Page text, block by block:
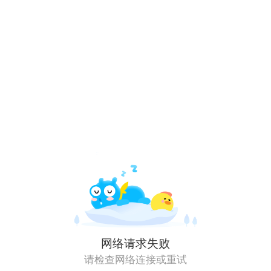
网络请求失败
请检查网络连接或重试